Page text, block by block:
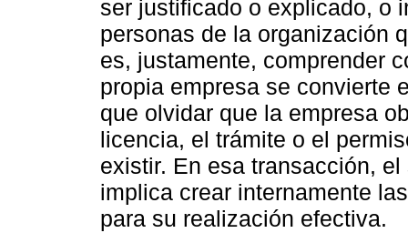
ser justificado o explicado, o
personas de la organización
es, justamente, comprender
propia empresa se convierte
que olvidar que la empresa
licencia, el trámite o el
existir. En esa transacción,
implica crear internamente
para su realización efectiva.